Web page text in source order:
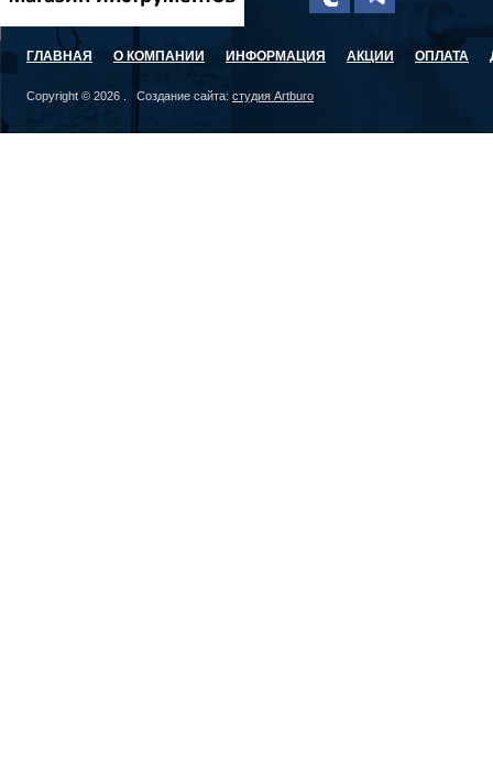
ГЛАВНАЯ О КОМПАНИИ ИНФОРМАЦИЯ АКЦИИ ОПЛАТА
Copyright © 2026 . Создание сайта: студия Artburo